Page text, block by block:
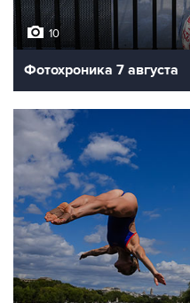
10
Фотохроника 7 августа